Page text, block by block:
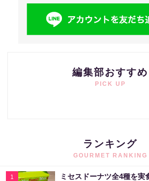
編集部おすすめ
PICK UP
ランキング
GOURMET RANKING
1
ミセスドーナツ全4種を実